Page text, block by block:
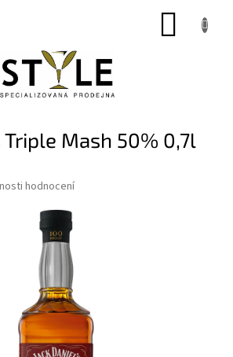
Triple Mash 50% 0,7l
hodnocení